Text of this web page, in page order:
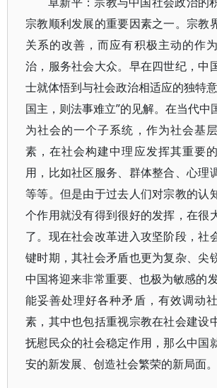
宗教顺利发展的重要因素之一。宗教
关系的改善，而应有积极主动的作
治，服务社会大众。早在四世纪，中
士就体悟到与社会政治相适应的独特
国主，则法事难立”的见解。在当代中
为社会的一个子系统，作为社会基
素，在社会构建中理应发挥其重要
用，比如社区服务、群体整合、心理
等等。但是由于过去人们对宗教的认
个作用就没有得到很好的发挥，在很
了。现在社会改革进入攻坚阶段，社
键时期，其社会矛盾也更为复杂、尖
中国将迎来非常重要、也极为敏感的
能妥善处理好各种矛盾，有效调动
素，其中也包括重视宗教在社会建设
抚慰民众的社会稳定作用，那么中国
安的新发展、创造社会繁荣的新局面。